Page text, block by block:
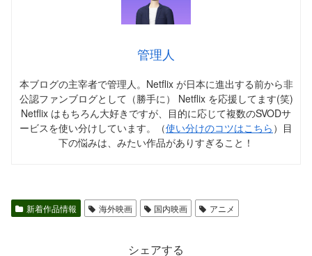
管理人
本ブログの主宰者で管理人。Netflix が日本に進出する前から非
公認ファンブログとして（勝手に） Netflix を応援してます(笑)
Netflix はもちろん大好きですが、目的に応じて複数のSVODサ
ービスを使い分けしています。（使い分けのコツはこちら ）目
下の悩みは、みたい作品がありすぎること！
新着作品情報 海外映画 国内映画 アニメ
シェアする